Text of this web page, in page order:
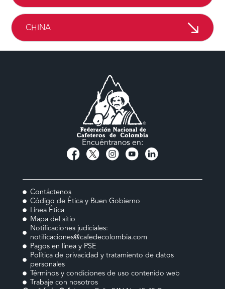
CHINA
Encuéntranos en:
Contáctenos
Código de Ética y Buen Gobierno
Línea Ética
Mapa del sitio
Notificaciones judiciales:
notificaciones@cafedecolombia.com
Pagos en línea y PSE
Política de privacidad y tratamiento de datos
personales
Términos y condiciones de uso contenido web
Trabaje con nosotros